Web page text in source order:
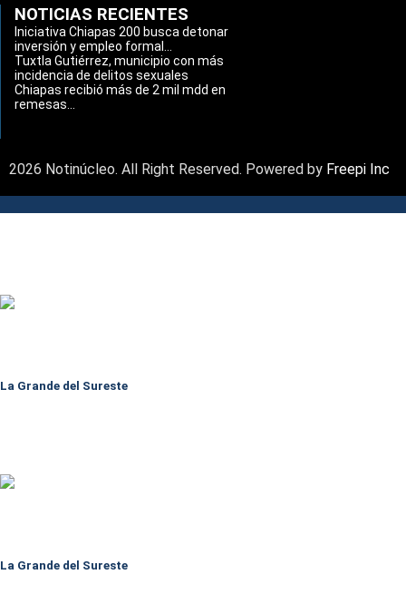
NOTICIAS RECIENTES
Iniciativa Chiapas 200 busca detonar
inversión y empleo formal...
Tuxtla Gutiérrez, municipio con más
incidencia de delitos sexuales
Chiapas recibió más de 2 mil mdd en
remesas...
2026 Notinúcleo. All Right Reserved. Powered by Freepi Inc
La Grande del Sureste
La Grande del Sureste